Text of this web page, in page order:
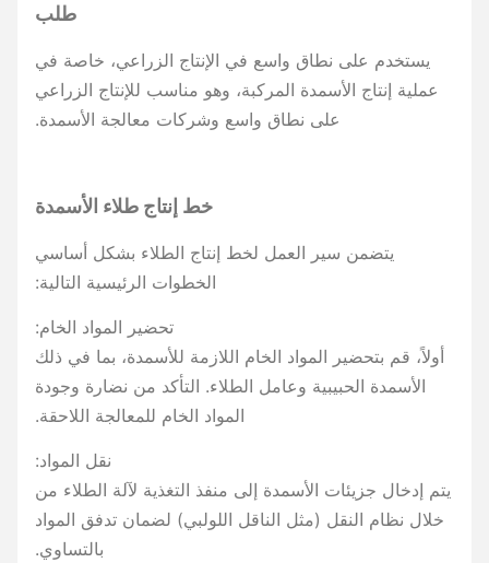
طلب
يستخدم على نطاق واسع في الإنتاج الزراعي، خاصة في
عملية إنتاج الأسمدة المركبة، وهو مناسب للإنتاج الزراعي
على نطاق واسع وشركات معالجة الأسمدة.
خط إنتاج طلاء الأسمدة
يتضمن سير العمل لخط إنتاج الطلاء بشكل أساسي
الخطوات الرئيسية التالية:
تحضير المواد الخام:
أولاً، قم بتحضير المواد الخام اللازمة للأسمدة، بما في ذلك
الأسمدة الحبيبية وعامل الطلاء. التأكد من نضارة وجودة
المواد الخام للمعالجة اللاحقة.
نقل المواد:
يتم إدخال جزيئات الأسمدة إلى منفذ التغذية لآلة الطلاء من
خلال نظام النقل (مثل الناقل اللولبي) لضمان تدفق المواد
بالتساوي.